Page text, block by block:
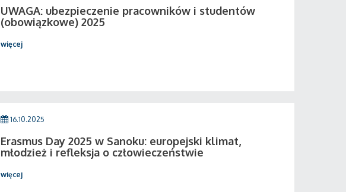
UWAGA: ubezpieczenie pracowników i studentów
(obowiązkowe) 2025
więcej
16.10.2025
Erasmus Day 2025 w Sanoku: europejski klimat,
młodzież i refleksja o człowieczeństwie
więcej